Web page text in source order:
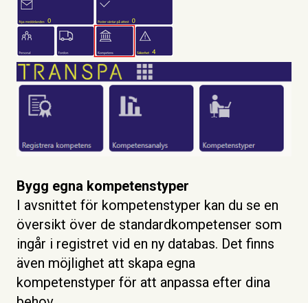
Bygg egna kompetenstyper
I avsnittet för kompetenstyper kan du se en
översikt över de standardkompetenser som
ingår i registret vid en ny databas. Det finns
även möjlighet att skapa egna
kompetenstyper för att anpassa efter dina